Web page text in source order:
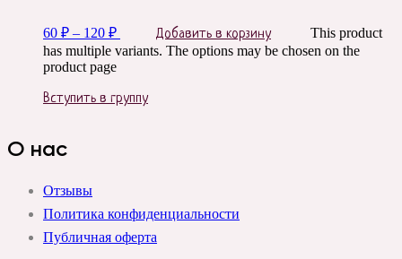
60 ₽ – 120 ₽ Добавить в корзину
This product
has multiple variants. The options may be chosen on the
product page
Вступить в группу
О нас
Отзывы
Политика конфиденциальности
Публичная оферта